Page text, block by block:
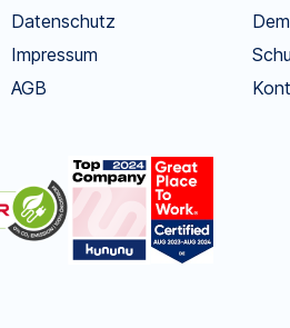
Datenschutz
Impressum
AGB